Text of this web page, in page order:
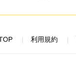
利用規約